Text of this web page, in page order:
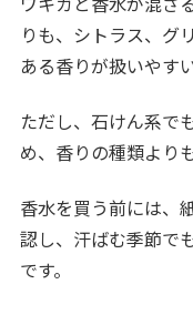
りも、シトラス、グ
ある香りが扱いやす
ただし、石けん系で
め、香りの種類より
香水を買う前には、
認し、汗ばむ季節で
です。